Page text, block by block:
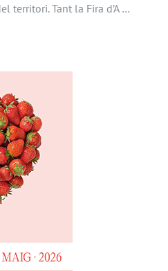
territori. Tant la Fira d’A …